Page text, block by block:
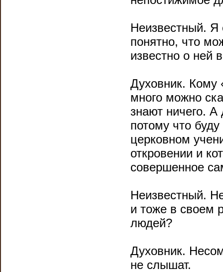
Неизвестный.
понятно, что
известно о ней
Духовник.
много можно
знают ничего.
потому что
церковном
откровении и
совершенное
Неизвестный.
и тоже в своем
людей?
Духовник.
не слышат.